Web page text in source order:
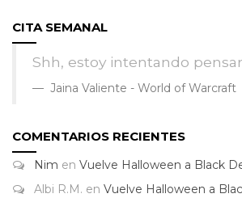
CITA SEMANAL
Shh, estoy intentando
Jaina Valiente - World of Warcraft
COMENTARIOS RECIENTES
Nim en Vuelve Halloween a Black
Albi R.M. en Vuelve Halloween a